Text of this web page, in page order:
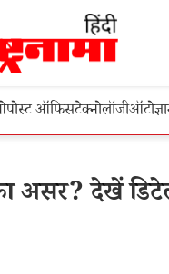
पोस्ट ऑफिसटेक्नोलॉजीऑटो
असर? देखें